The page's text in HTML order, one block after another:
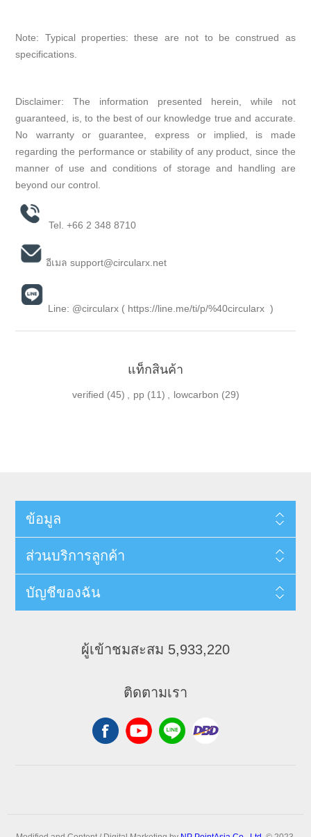
Note: Typical properties: these are not to be construed as
specifications.
Disclaimer: The information presented herein, while not
guaranteed, is, to the best of our knowledge true and accurate.
No warranty or guarantee, express or implied, is made
regarding the performance or stability of any product, since the
manner of use and conditions of storage and handling are
beyond our control.
Tel.+66 2 348 8710
อีเมลsupport@circularx.net
Line: @circularx ( https://line.me/ti/p/%40circularx )
แท็กสินค้า
verified (45) pp (11) lowcarbon (29)
ข้อมูล
ส่วนบริการลูกค้า
บัญชีของฉัน
ผู้เข้าชมสะสม 5,933,220
ติดตามเรา